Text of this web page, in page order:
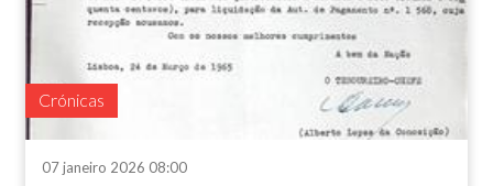
Crónicas
07 janeiro 2026 08:00